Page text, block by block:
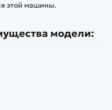
этой машины.
модели: